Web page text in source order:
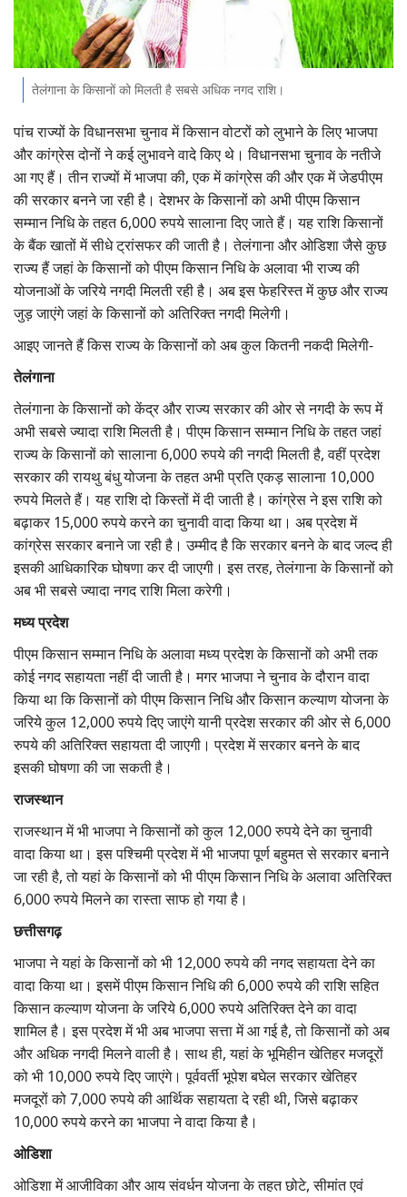
Rural Connect
Gallery
Latest News
Agriculture Conclave and NACOF
Awards 2022
Agri Start-Ups
Language
English Hindi
तेलंगाना के किसानों को मिलती है सबसे अधिक नगद राशि।
पांच राज्यों के विधानसभा चुनाव में किसान वोटरों को लुभाने के लिए भाजपा
और कांग्रेस दोनों ने कई लुभावने वादे किए थे। विधानसभा चुनाव के नतीजे
आ गए हैं। तीन राज्यों में भाजपा की, एक में कांग्रेस की और एक में जेडपीएम
की सरकार बनने जा रही है। देशभर के किसानों को अभी पीएम किसान
सम्मान निधि के तहत 6,000 रुपये सालाना दिए जाते हैं। यह राशि किसानों
के बैंक खातों में सीधे ट्रांसफर की जाती है। तेलंगाना और ओडिशा जैसे कुछ
राज्य हैं जहां के किसानों को पीएम किसान निधि के अलावा भी राज्य की
योजनाओं के जरिये नगदी मिलती रही है। अब इस फेहरिस्त में कुछ और राज्य
जुड़ जाएंगे जहां के किसानों को अतिरिक्त नगदी मिलेगी।
आइए जानते हैं किस राज्य के किसानों को अब कुल कितनी नकदी मिलेगी-
तेलंगाना
तेलंगाना के किसानों को केंद्र और राज्य सरकार की ओर से नगदी के रूप में
अभी सबसे ज्यादा राशि मिलती है। पीएम किसान सम्मान निधि के तहत जहां
राज्य के किसानों को सालाना 6,000 रुपये की नगदी मिलती है, वहीं प्रदेश
सरकार की रायथु बंधु योजना के तहत अभी प्रति एकड़ सालाना 10,000
रुपये मिलते हैं। यह राशि दो किस्तों में दी जाती है। कांग्रेस ने इस राशि को
बढ़ाकर 15,000 रुपये करने का चुनावी वादा किया था। अब प्रदेश में
कांग्रेस सरकार बनाने जा रही है। उम्मीद है कि सरकार बनने के बाद जल्द ही
इसकी आधिकारिक घोषणा कर दी जाएगी। इस तरह, तेलंगाना के किसानों को
अब भी सबसे ज्यादा नगद राशि मिला करेगी।
मध्य प्रदेश
पीएम किसान सम्मान निधि के अलावा मध्य प्रदेश के किसानों को अभी तक
कोई नगद सहायता नहीं दी जाती है। मगर भाजपा ने चुनाव के दौरान वादा
किया था कि किसानों को पीएम किसान निधि और किसान कल्याण योजना के
जरिये कुल 12,000 रुपये दिए जाएंगे यानी प्रदेश सरकार की ओर से 6,000
रुपये की अतिरिक्त सहायता दी जाएगी। प्रदेश में सरकार बनने के बाद
इसकी घोषणा की जा सकती है।
राजस्थान
राजस्थान में भी भाजपा ने किसानों को कुल 12,000 रुपये देने का चुनावी
वादा किया था। इस पश्चिमी प्रदेश में भी भाजपा पूर्ण बहुमत से सरकार बनाने
जा रही है, तो यहां के किसानों को भी पीएम किसान निधि के अलावा अतिरिक्त
6,000 रुपये मिलने का रास्ता साफ हो गया है।
छत्तीसगढ़
भाजपा ने यहां के किसानों को भी 12,000 रुपये की नगद सहायता देने का
वादा किया था। इसमें पीएम किसान निधि की 6,000 रुपये की राशि सहित
किसान कल्याण योजना के जरिये 6,000 रुपये अतिरिक्त देने का वादा
शामिल है। इस प्रदेश में भी अब भाजपा सत्ता में आ गई है, तो किसानों को अब
और अधिक नगदी मिलने वाली है। साथ ही, यहां के भूमिहीन खेतिहर मजदूरों
को भी 10,000 रुपये दिए जाएंगे। पूर्ववर्ती भूपेश बघेल सरकार खेतिहर
मजदूरों को 7,000 रुपये की आर्थिक सहायता दे रही थी, जिसे बढ़ाकर
10,000 रुपये करने का भाजपा ने वादा किया है।
ओडिशा
ओडिशा में आजीविका और आय संवर्धन योजना के तहत छोटे, सीमांत एवं